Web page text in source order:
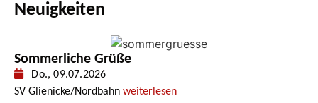
Neuigkeiten
Sommerliche Grüße
Do., 09.07.2026
SV Glienicke/Nordbahn weiterlesen